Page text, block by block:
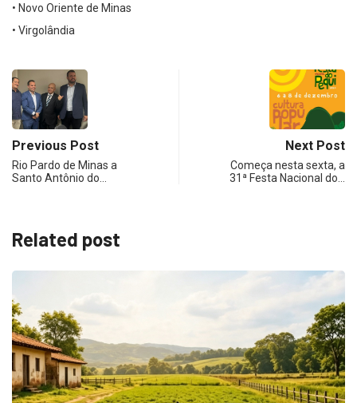
• Novo Oriente de Minas
• Virgolândia
Previous Post
Rio Pardo de Minas a
Santo Antônio do…
Next Post
Começa nesta sexta, a
31ª Festa Nacional do…
Related post